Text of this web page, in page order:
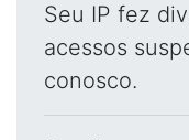
Seu IP fez
acessos
conosco.